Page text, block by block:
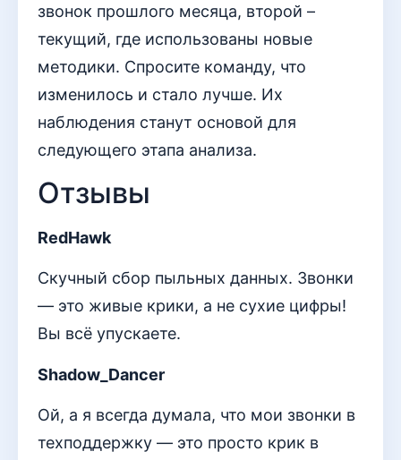
звонок прошлого месяца, второй –
текущий, где использованы новые
методики. Спросите команду, что
изменилось и стало лучше. Их
наблюдения станут основой для
следующего этапа анализа.
Отзывы
RedHawk
Скучный сбор пыльных данных. Звонки
— это живые крики, а не сухие цифры!
Вы всё упускаете.
Shadow_Dancer
Ой, а я всегда думала, что мои звонки в
техподдержку — это просто крик в